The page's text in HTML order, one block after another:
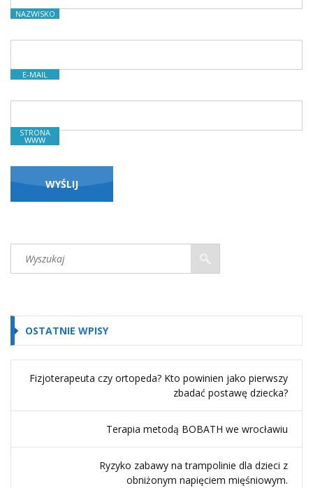
NAZWISKO
E-MAIL
STRONA
WWW
OSTATNIE WPISY
Fizjoterapeuta czy ortopeda? Kto powinien jako pierwszy
zbadać postawę dziecka?
Terapia metodą BOBATH we wrocławiu
Ryzyko zabawy na trampolinie dla dzieci z
obniżonym napięciem mięśniowym.